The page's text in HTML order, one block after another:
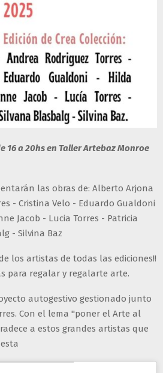
16 a 20hs en Taller Artebaz Monroe
las obras de: Alberto Arjona
- Cristina Velo - Eduardo Gualdoni
Jacob - Lucia Torres - Patricia
- Silvina Baz
los artistas de todas las ediciones!!
para regalar y regalarte arte.
autogestivo gestionado junto
Con el lema "poner el Arte al
a estos grandes artistas que